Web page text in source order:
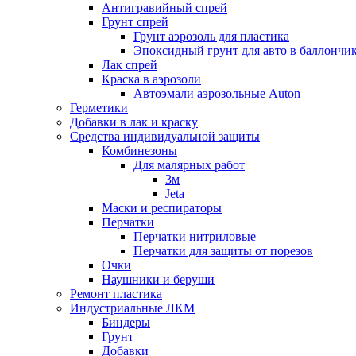
Антигравийный спрей
Грунт спрей
Грунт аэрозоль для пластика
Эпоксидный грунт для авто в
Лак спрей
Краска в аэрозоли
Автоэмали аэрозольные Auton
Герметики
Добавки в лак и краску
Средства индивидуальной защиты
Комбинезоны
Для малярных работ
3м
Jeta
Маски и респираторы
Перчатки
Перчатки нитриловые
Перчатки для защиты от порезов
Очки
Наушники и беруши
Ремонт пластика
Индустриальные ЛКМ
Биндеры
Грунт
Добавки